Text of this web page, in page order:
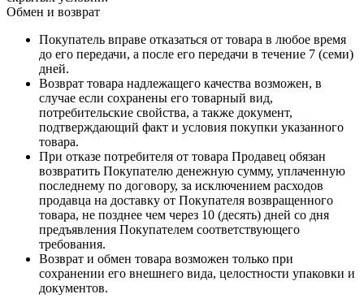
Обмен и возврат
Покупатель вправе отказаться от товара в любое время
до его передачи, а после его передачи в течение 7 (семи)
дней.
Возврат товара надлежащего качества возможен, в
случае если сохранены его товарный вид,
потребительские свойства, а также документ,
подтверждающий факт и условия покупки указанного
товара.
При отказе потребителя от товара Продавец обязан
возвратить Покупателю денежную сумму, уплаченную
последнему по договору, за исключением расходов
продавца на доставку от Покупателя возвращенного
товара, не позднее чем через 10 (десять) дней со дня
предъявления Покупателем соответствующего
требования.
Возврат и обмен товара возможен только при
сохранении его внешнего вида, целостности упаковки и
документов.